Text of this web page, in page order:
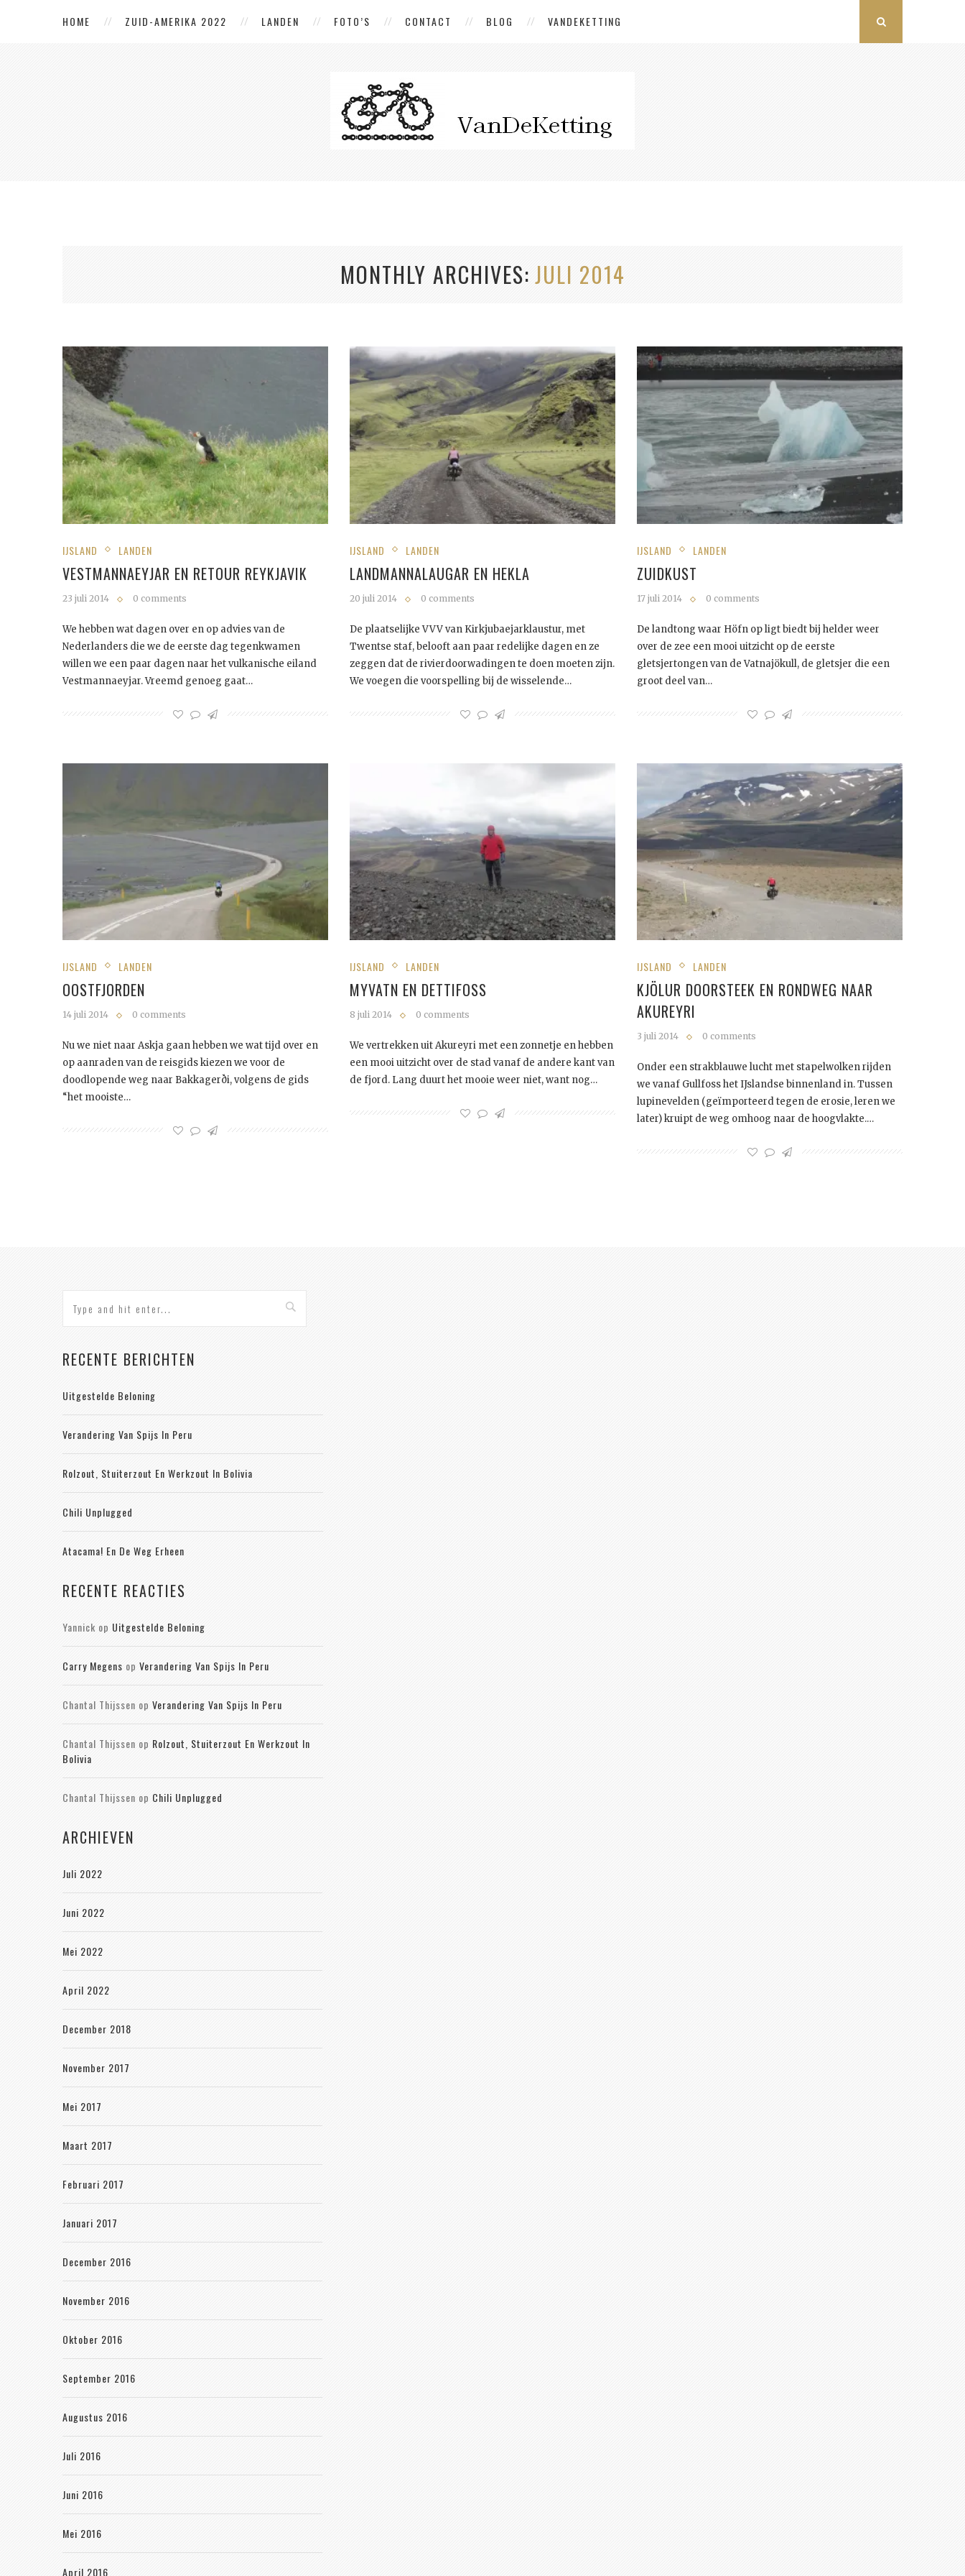
HOME ZUID-AMERIKA 2022 LANDEN FOTO’S CONTACT BLOG VANDEKETTING
MONTHLY ARCHIVES JULI 2014
IJSLAND LANDEN
VESTMANNAEYJAR EN RETOUR REYKJAVIK
23 juli 2014 0 comments
We hebben wat dagen over en op advies van de
Nederlanders die we de eerste dag tegenkwamen
willen we een paar dagen naar het vulkanische eiland
Vestmannaeyjar. Vreemd genoeg gaat…
IJSLAND LANDEN
LANDMANNALAUGAR EN HEKLA
20 juli 2014 0 comments
De plaatselijke VVV van Kirkjubaejarklaustur, met
Twentse staf, belooft aan paar redelijke dagen en ze
zeggen dat de rivierdoorwadingen te doen moeten zijn.
We voegen die voorspelling bij de wisselende…
IJSLAND LANDEN
ZUIDKUST
17 juli 2014 0 comments
De landtong waar Höfn op ligt biedt bij helder weer
over de zee een mooi uitzicht op de eerste
gletsjertongen van de Vatnajökull, de gletsjer die een
groot deel van…
IJSLAND LANDEN
OOSTFJORDEN
14 juli 2014 0 comments
Nu we niet naar Askja gaan hebben we wat tijd over en
op aanraden van de reisgids kiezen we voor de
doodlopende weg naar Bakkagerði, volgens de gids
“het mooiste…
IJSLAND LANDEN
MYVATN EN DETTIFOSS
8 juli 2014 0 comments
We vertrekken uit Akureyri met een zonnetje en hebben
een mooi uitzicht over de stad vanaf de andere kant van
de fjord. Lang duurt het mooie weer niet, want nog…
IJSLAND LANDEN
KJÖLUR DOORSTEEK EN RONDWEG NAAR
AKUREYRI
3 juli 2014 0 comments
Onder een strakblauwe lucht met stapelwolken rijden
we vanaf Gullfoss het IJslandse binnenland in. Tussen
lupinevelden (geïmporteerd tegen de erosie, leren we
later) kruipt de weg omhoog naar de hoogvlakte.…
RECENTE BERICHTEN
Uitgestelde Beloning
Verandering Van Spijs In Peru
Rolzout, Stuiterzout En Werkzout In Bolivia
Chili Unplugged
Atacama! En De Weg Erheen
RECENTE REACTIES
Yannick op Uitgestelde Beloning
Carry Megens op Verandering Van Spijs In Peru
Chantal Thijssen op Verandering Van Spijs In Peru
Chantal Thijssen op Rolzout, Stuiterzout En Werkzout In
Bolivia
Chantal Thijssen op Chili Unplugged
ARCHIEVEN
Juli 2022
Juni 2022
Mei 2022
April 2022
December 2018
November 2017
Mei 2017
Maart 2017
Februari 2017
Januari 2017
December 2016
November 2016
Oktober 2016
September 2016
Augustus 2016
Juli 2016
Juni 2016
Mei 2016
April 2016